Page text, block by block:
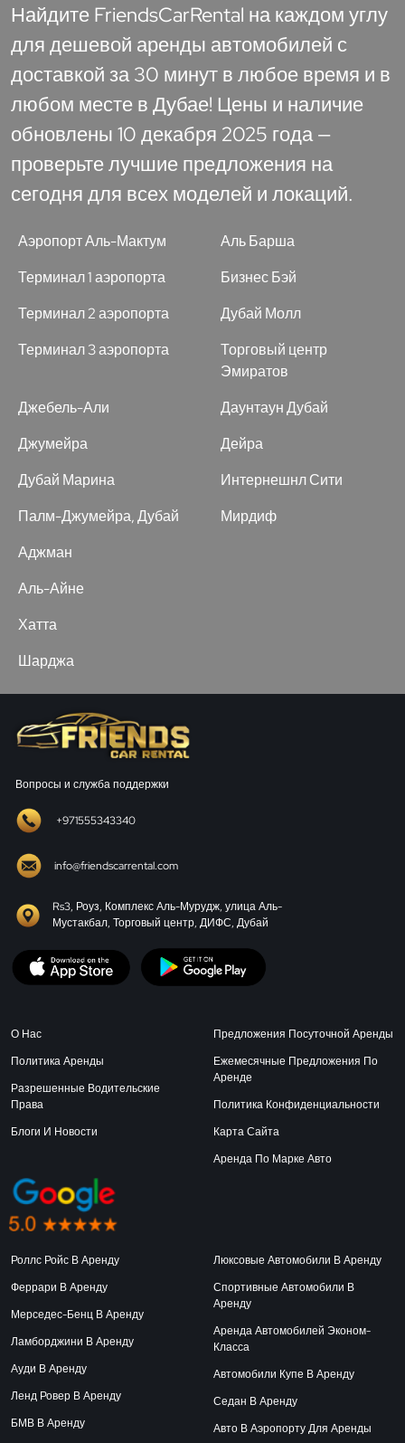
Найдите FriendsCarRental на каждом углу
для дешевой аренды автомобилей с
доставкой за 30 минут в любое время и в
любом месте в Дубае! Цены и наличие
обновлены 10 декабря 2025 года —
проверьте лучшие предложения на
сегодня для всех моделей и локаций.
Аэропорт Аль-Мактум
Терминал 1 аэропорта
Терминал 2 аэропорта
Терминал 3 аэропорта
Аль Барша
Бизнес Бэй
Дубай Молл
Торговый центр
Эмиратов
Джебель-Али
Джумейра
Дубай Марина
Палм-Джумейра, Дубай
Даунтаун Дубай
Дейра
Интернешнл Сити
Мирдиф
Аджман
Аль-Айне
Хатта
Шарджа
Вопросы и служба поддержки
+971555343340
info@friendscarrental.com
Rs3, Роуз, Комплекс Аль-Мурудж, улица Аль-
Мустакбал, Торговый центр, ДИФС, Дубай
О Нас
Политика Аренды
Разрешенные Водительские
Права
Блоги И Новости
Предложения Посуточной Аренды
Ежемесячные Предложения По
Аренде
Политика Конфиденциальности
Карта Сайта
Аренда По Марке Авто
Роллс Ройс В Аренду
Феррари В Аренду
Мерседес-Бенц В Аренду
Ламборджини В Аренду
Ауди В Аренду
Ленд Ровер В Аренду
БМВ В Аренду
Люксовые Автомобили В Аренду
Спортивные Автомобили В
Аренду
Аренда Автомобилей Эконом-
Класса
Автомобили Купе В Аренду
Седан В Аренду
Авто В Аэропорту Для Аренды